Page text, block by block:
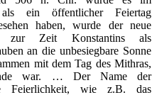
ein öffentlicher Feiertag
haben, wurde der neue
zur Zeit Konstantins als
an die unbesiegbare Sonne
mit dem Tag des Mithras,
war. … Der Name der
Feierlichkeit, wie z.B. das